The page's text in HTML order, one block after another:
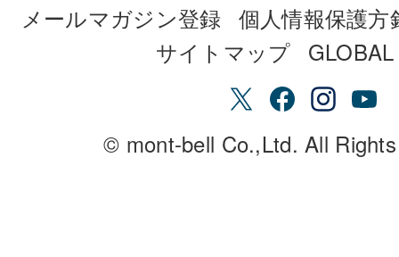
メールマガジン登録 個人情報保護方
サイトマップ
© mont-bell Co.,Ltd. All